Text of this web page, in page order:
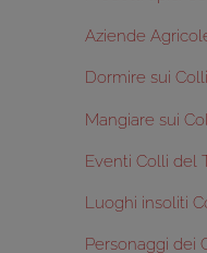
Aziende
Dormire sui
Mangiare sui
Eventi Colli del
Luoghi insoliti
Personaggi dei